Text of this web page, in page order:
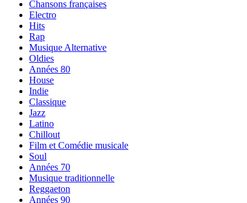
Chansons françaises
Electro
Hits
Rap
Musique Alternative
Oldies
Années 80
House
Indie
Classique
Jazz
Latino
Chillout
Film et Comédie musicale
Soul
Années 70
Musique traditionnelle
Reggaeton
Années 90